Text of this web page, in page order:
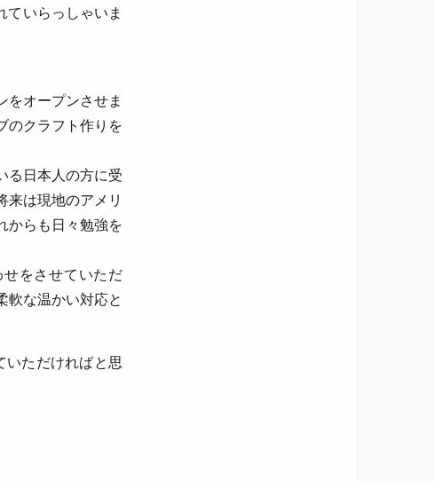
いらっしゃいま
オープンさせま
のクラフト作りを
る日本人の方に受
来は現地のアメリ
からも日々勉強を
をさせていただ
軟な温かい対応と
ただければと思